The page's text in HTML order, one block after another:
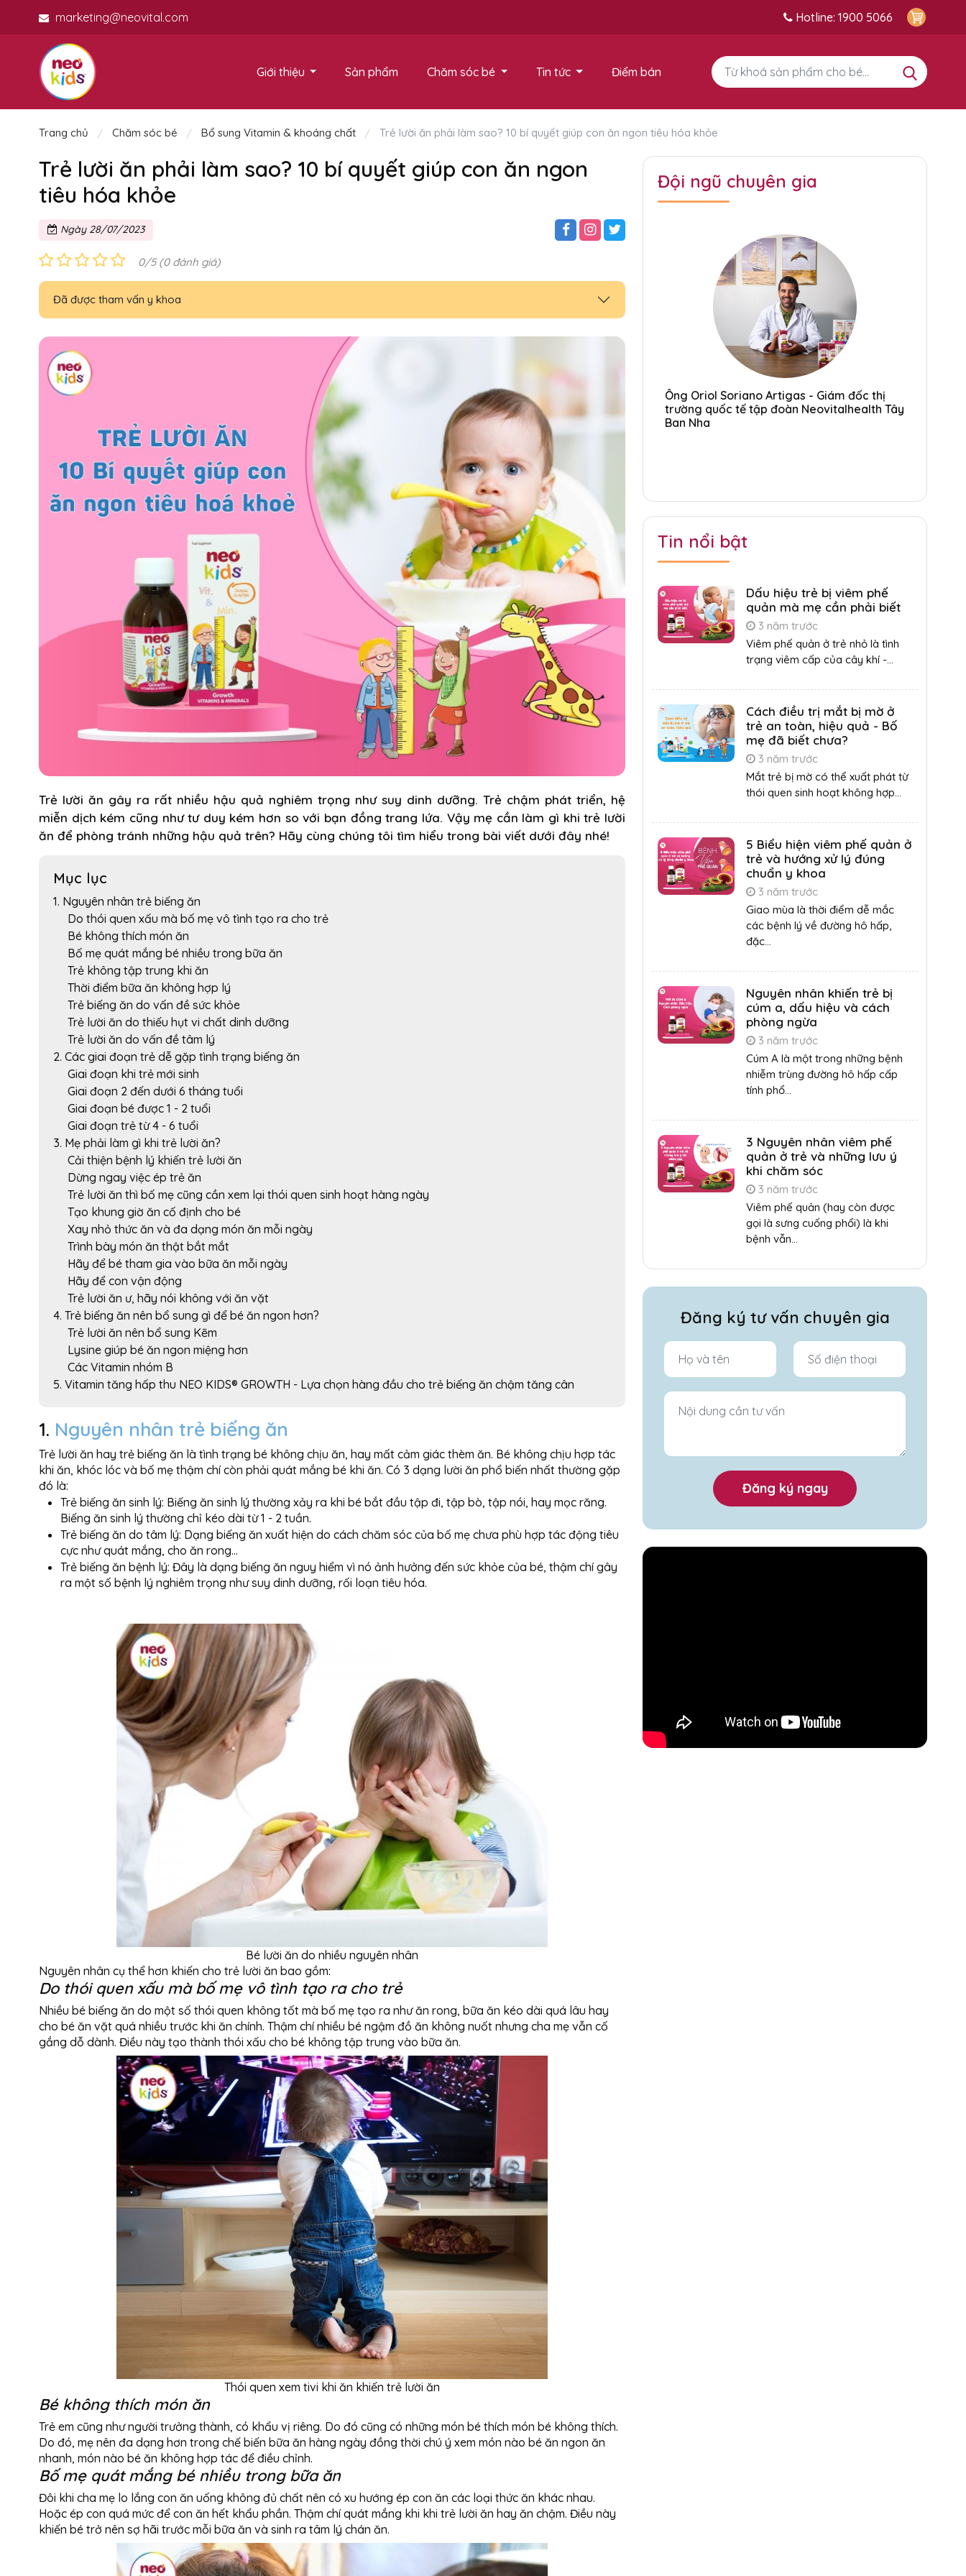
marketing@neovital.com Hotline: 1900 5066
Giới thiệu Sản phẩm Chăm sóc bé Tin tức Điểm bán
Trang chủ Chăm sóc bé Bổ sung Vitamin & khoáng chất Trẻ lười ăn phải làm sao? 10 bí quyết giúp con ăn ngon tiêu hóa khỏe
Trẻ lười ăn phải làm sao? 10 bí quyết giúp con ăn ngon
tiêu hóa khỏe
Ngày 28/07/2023
0/5 (0 đánh giá)
Đã được tham vấn y khoa
Trẻ lười ăn gây ra rất nhiều hậu quả nghiêm trọng như suy dinh dưỡng. Trẻ chậm phát triển, hệ
miễn dịch kém cũng như tư duy kém hơn so với bạn đồng trang lứa. Vậy mẹ cần làm gì khi trẻ lười
ăn để phòng tránh những hậu quả trên? Hãy cùng chúng tôi tìm hiểu trong bài viết dưới đây nhé!
Mục lục
1. Nguyên nhân trẻ biếng ăn
Do thói quen xấu mà bố mẹ vô tình tạo ra cho trẻ
Bé không thích món ăn
Bố mẹ quát mắng bé nhiều trong bữa ăn
Trẻ không tập trung khi ăn
Thời điểm bữa ăn không hợp lý
Trẻ biếng ăn do vấn đề sức khỏe
Trẻ lười ăn do thiếu hụt vi chất dinh dưỡng
Trẻ lười ăn do vấn đề tâm lý
2. Các giai đoạn trẻ dễ gặp tình trạng biếng ăn
Giai đoạn khi trẻ mới sinh
Giai đoạn 2 đến dưới 6 tháng tuổi
Giai đoạn bé được 1 - 2 tuổi
Giai đoạn trẻ từ 4 - 6 tuổi
3. Mẹ phải làm gì khi trẻ lười ăn?
Cải thiện bệnh lý khiến trẻ lười ăn
Dừng ngay việc ép trẻ ăn
Trẻ lười ăn thì bố mẹ cũng cần xem lại thói quen sinh hoạt hàng ngày
Tạo khung giờ ăn cố định cho bé
Xay nhỏ thức ăn và đa dạng món ăn mỗi ngày
Trình bày món ăn thật bắt mắt
Hãy để bé tham gia vào bữa ăn mỗi ngày
Hãy để con vận động
Trẻ lười ăn ư, hãy nói không với ăn vặt
4. Trẻ biếng ăn nên bổ sung gì để bé ăn ngon hơn?
Trẻ lười ăn nên bổ sung Kẽm
Lysine giúp bé ăn ngon miệng hơn
Các Vitamin nhóm B
5. Vitamin tăng hấp thu NEO KIDS® GROWTH - Lựa chọn hàng đầu cho trẻ biếng ăn chậm tăng cân
1. Nguyên nhân trẻ biếng ăn
Trẻ lười ăn hay trẻ biếng ăn là tình trạng bé không chịu ăn, hay mất cảm giác thèm ăn. Bé không chịu hợp tác
khi ăn, khóc lóc và bố mẹ thậm chí còn phải quát mắng bé khi ăn. Có 3 dạng lười ăn phổ biến nhất thường gặp
đó là:
Trẻ biếng ăn sinh lý: Biếng ăn sinh lý thường xảy ra khi bé bắt đầu tập đi, tập bò, tập nói, hay mọc răng.
Biếng ăn sinh lý thường chỉ kéo dài từ 1 - 2 tuần.
Trẻ biếng ăn do tâm lý: Dạng biếng ăn xuất hiện do cách chăm sóc của bố mẹ chưa phù hợp tác động tiêu
cực như quát mắng, cho ăn rong…
Trẻ biếng ăn bệnh lý: Đây là dạng biếng ăn nguy hiểm vì nó ảnh hưởng đến sức khỏe của bé, thậm chí gây
ra một số bệnh lý nghiêm trọng như suy dinh dưỡng, rối loạn tiêu hóa.
Bé lười ăn do nhiều nguyên nhân
Nguyên nhân cụ thể hơn khiến cho trẻ lười ăn bao gồm:
Do thói quen xấu mà bố mẹ vô tình tạo ra cho trẻ
Nhiều bé biếng ăn do một số thói quen không tốt mà bố mẹ tạo ra như ăn rong, bữa ăn kéo dài quá lâu hay
cho bé ăn vặt quá nhiều trước khi ăn chính. Thậm chí nhiều bé ngậm đồ ăn không nuốt nhưng cha mẹ vẫn cố
gắng dỗ dành. Điều này tạo thành thói xấu cho bé không tập trung vào bữa ăn.
Thói quen xem tivi khi ăn khiến trẻ lười ăn
Bé không thích món ăn
Trẻ em cũng như người trưởng thành, có khẩu vị riêng. Do đó cũng có những món bé thích món bé không thích.
Do đó, mẹ nên đa dạng hơn trong chế biến bữa ăn hàng ngày đồng thời chú ý xem món nào bé ăn ngon ăn
nhanh, món nào bé ăn không hợp tác để điều chỉnh.
Bố mẹ quát mắng bé nhiều trong bữa ăn
Đôi khi cha mẹ lo lắng con ăn uống không đủ chất nên có xu hướng ép con ăn các loại thức ăn khác nhau.
Hoặc ép con quá mức để con ăn hết khẩu phần. Thậm chí quát mắng khi khi trẻ lười ăn hay ăn chậm. Điều này
khiến bé trở nên sợ hãi trước mỗi bữa ăn và sinh ra tâm lý chán ăn.
Đội ngũ chuyên gia
Ông Oriol Soriano Artigas - Giám đốc thị
trường quốc tế tập đoàn Neovitalhealth Tây
Ban Nha
Ông Oriol Soriano Artigas - Giám đốc thị
trường quốc tế tập đoàn Neovitalhealth Tây
Ban Nha
Ông Oriol Soriano Artigas - Giám đốc thị
trường quốc tế tập đoàn Neovitalhealth Tây
Ban Nha
Tin nổi bật
Dấu hiệu trẻ bị viêm phế
quản mà mẹ cần phải biết
3 năm trước
Viêm phế quản ở trẻ nhỏ là tình
trạng viêm cấp của cây khí -...
Cách điều trị mắt bị mờ ở
trẻ an toàn, hiệu quả - Bố
mẹ đã biết chưa?
3 năm trước
Mắt trẻ bị mờ có thể xuất phát từ
thói quen sinh hoạt không hợp...
5 Biểu hiện viêm phế quản ở
trẻ và hướng xử lý đúng
chuẩn y khoa
3 năm trước
Giao mùa là thời điểm dễ mắc
các bệnh lý về đường hô hấp,
đặc...
Nguyên nhân khiến trẻ bị
cúm a, dấu hiệu và cách
phòng ngừa
3 năm trước
Cúm A là một trong những bệnh
nhiễm trùng đường hô hấp cấp
tính phổ...
3 Nguyên nhân viêm phế
quản ở trẻ và những lưu ý
khi chăm sóc
3 năm trước
Viêm phế quản (hay còn được
gọi là sưng cuống phổi) là khi
bệnh vẫn...
Đăng ký tư vấn chuyên gia
Đăng ký ngay